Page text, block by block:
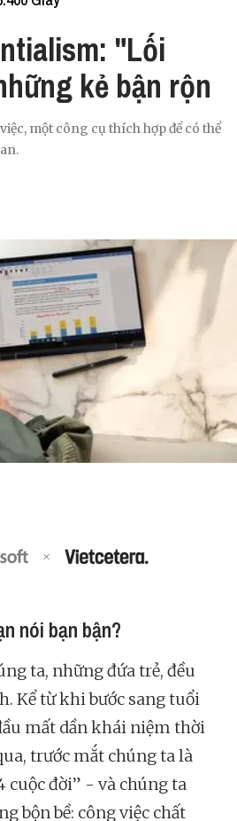
"Lối
kẻ bận rộn
một công cụ thích hợp để có thể
nói bạn bận?
ta, những đứa trẻ, đều
Kể từ khi bước sang tuổi
mất dần khái niệm thời
trước mắt chúng ta là
cuộc đời” - và chúng ta
bộn bề: công việc chất